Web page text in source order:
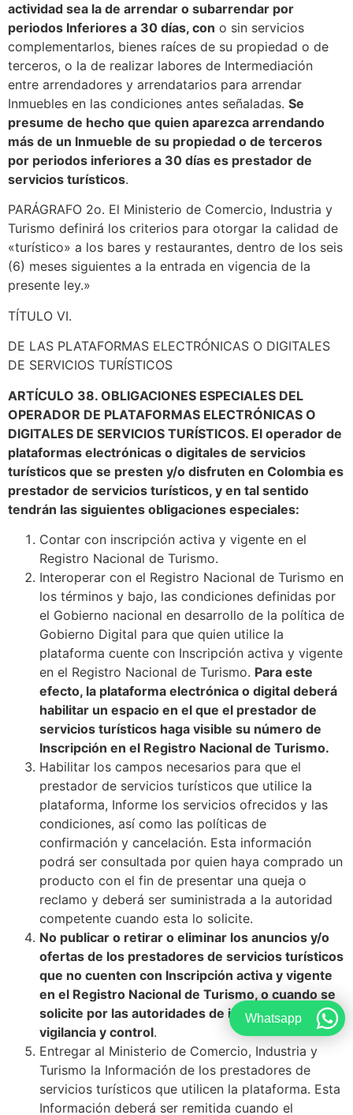
actividad sea la de arrendar o subarrendar por
periodos Inferiores a 30 días, con o sin servicios
complementarlos, bienes raíces de su propiedad o de
terceros, o la de realizar labores de Intermediación
entre arrendadores y arrendatarios para arrendar
Inmuebles en las condiciones antes señaladas. Se
presume de hecho que quien aparezca arrendando
más de un Inmueble de su propiedad o de terceros
por periodos inferiores a 30 días es prestador de
servicios turísticos.
PARÁGRAFO 2o. El Ministerio de Comercio, Industria y
Turismo definirá los criterios para otorgar la calidad de
«turístico» a los bares y restaurantes, dentro de los seis
(6) meses siguientes a la entrada en vigencia de la
presente ley.»
TÍTULO VI.
DE LAS PLATAFORMAS ELECTRÓNICAS O DIGITALES
DE SERVICIOS TURÍSTICOS
ARTÍCULO 38. OBLIGACIONES ESPECIALES DEL
OPERADOR DE PLATAFORMAS ELECTRÓNICAS O
DIGITALES DE SERVICIOS TURÍSTICOS. El operador de
plataformas electrónicas o digitales de servicios
turísticos que se presten y/o disfruten en Colombia es
prestador de servicios turísticos, y en tal sentido
tendrán las siguientes obligaciones especiales:
Contar con inscripción activa y vigente en el
Registro Nacional de Turismo.
Interoperar con el Registro Nacional de Turismo en
los términos y bajo, las condiciones definidas por
el Gobierno nacional en desarrollo de la política de
Gobierno Digital para que quien utilice la
plataforma cuente con Inscripción activa y vigente
en el Registro Nacional de Turismo. Para este
efecto, la plataforma electrónica o digital deberá
habilitar un espacio en el que el prestador de
servicios turísticos haga visible su número de
Inscripción en el Registro Nacional de Turismo.
Habilitar los campos necesarios para que el
prestador de servicios turísticos que utilice la
plataforma, Informe los servicios ofrecidos y las
condiciones, así como las políticas de
confirmación y cancelación. Esta información
podrá ser consultada por quien haya comprado un
producto con el fin de presentar una queja o
reclamo y deberá ser suministrada a la autoridad
competente cuando esta lo solicite.
No publicar o retirar o eliminar los anuncios y/o
ofertas de los prestadores de servicios turísticos
que no cuenten con Inscripción activa y vigente
en el Registro Nacional de Turismo, o cuando se
solicite por las autoridades de inspección,
vigilancia y control.
Entregar al Ministerio de Comercio, Industria y
Turismo la Información de los prestadores de
servicios turísticos que utilicen la plataforma. Esta
Información deberá ser remitida cuando el
Whatsapp